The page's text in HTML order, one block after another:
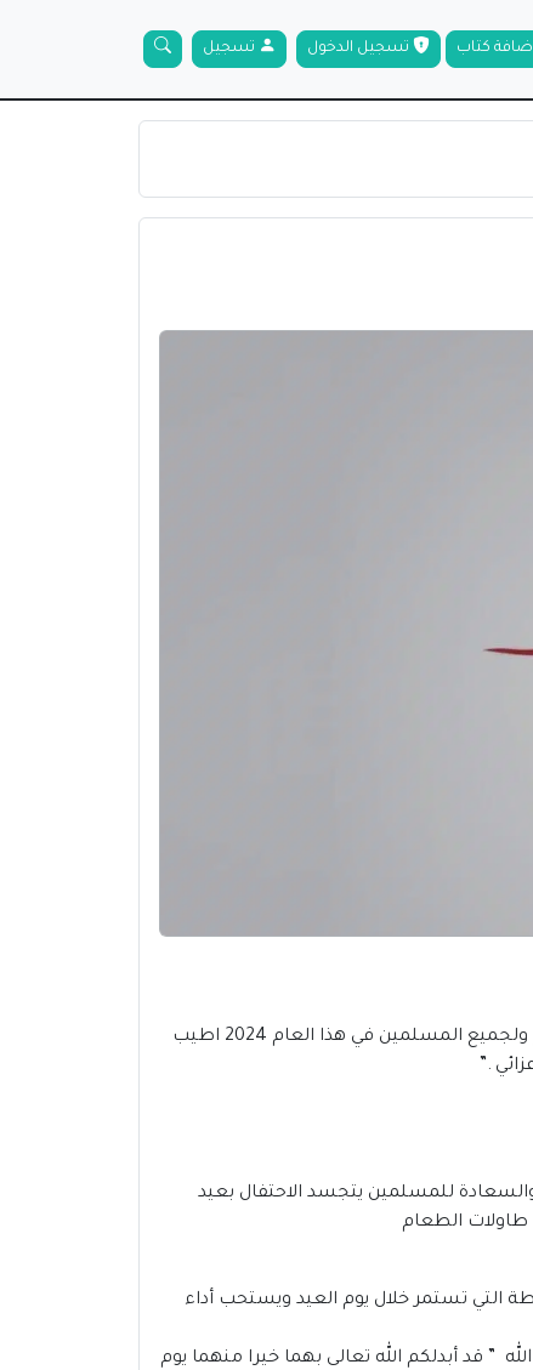
، يسر المكتبة العربية للكتب أن تتمني لكم ولجميع المسلمين في هذا العام 2024 اطيب
.”
للمسلمين يتجسد الاحتفال بعيد
طاولات الطعام
التي تستمر خلال يوم العيد ويستحب أداء
” قد أبدلكم الله تعالى بهما خيرا منهما يوم